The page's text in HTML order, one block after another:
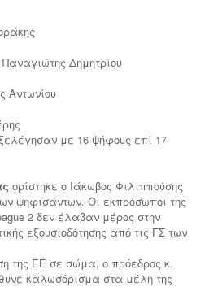
Παναγιώτης Δημητρίου
Αντωνίου
με 16 ψήφους επί 17
ορίστηκε ο Ιάκωβος Φιλιππούσης
ψηφισάντων. Οι εκπρόσωποι της
2 δεν έλαβαν μέρος στην
εξουσιοδότησης από τις ΓΣ των
της ΕΕ σε σώμα, ο πρόεδρος κ.
καλωσόρισμα στα μέλη της